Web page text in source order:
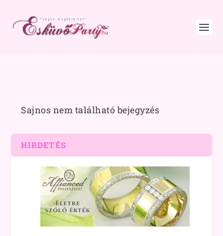
Sajnos nem található bejegyzés
HIRDETÉS